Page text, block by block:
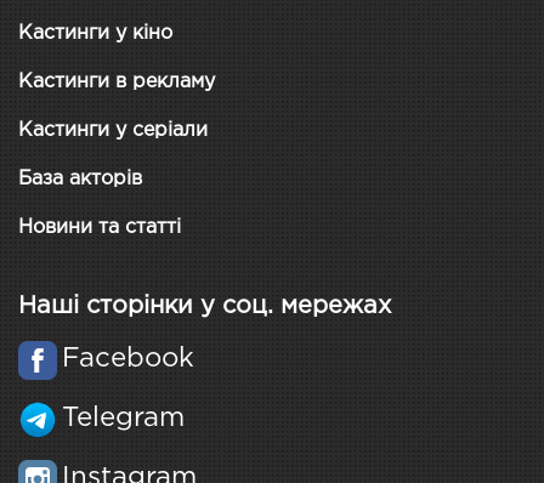
Кастинги у кіно
Кастинги в рекламу
Кастинги у серіали
База акторів
Новини та статті
Наші сторінки у соц. мережах
Facebook
Telegram
Instagram